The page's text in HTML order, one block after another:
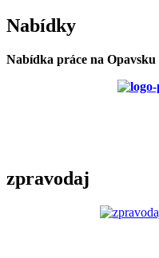
Nabídky
Nabídka práce na Opavsku
zpravodaj